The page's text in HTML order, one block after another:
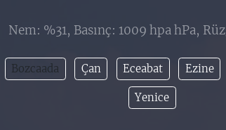
Nem: %31, Basınç: 1009 hpa hPa,
Bozcaada Çan Eceabat Ezine
Yenice